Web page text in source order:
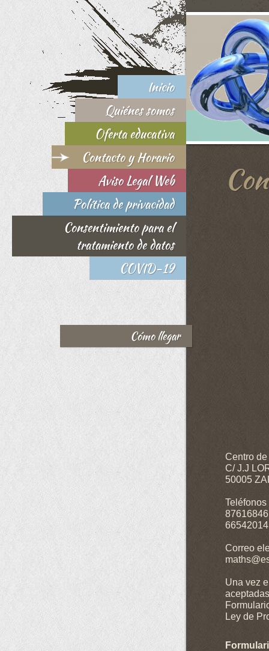
Inicio
Quiénes somos
Oferta educativa
Contacto y Horario
Aviso Legal Web
Política de privacidad
Consentimiento para el
tratamiento de datos
COVID-19
Cómo llegar
Centro
C/ J.J
50005
Correo
Una vez
Ley de